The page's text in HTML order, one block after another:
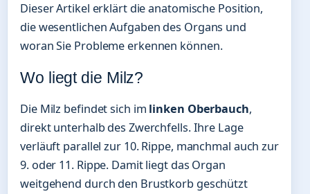
Dieser Artikel erklärt die anatomische Position,
die wesentlichen Aufgaben des Organs und
woran Sie Probleme erkennen können.
Wo liegt die Milz?
Die Milz befindet sich im linken Oberbauch,
direkt unterhalb des Zwerchfells. Ihre Lage
verläuft parallel zur 10. Rippe, manchmal auch zur
9. oder 11. Rippe. Damit liegt das Organ
weitgehend durch den Brustkorb geschützt